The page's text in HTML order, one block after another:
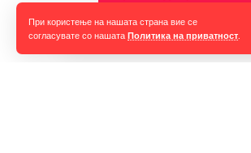
При користење на нашата страна вие се
согласувате со нашата Политика на приватност